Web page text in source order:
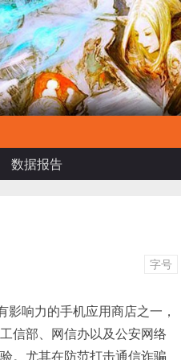
数据报告
字号
响力的手机应用商店之一，
信部、网信办以及公安网络
。尤其在防范打击通信诈骗